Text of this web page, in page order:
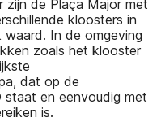
zijn de Plaça Major met
kloosters in
In de omgeving
zoals het klooster
dat op de
staat en eenvoudig met
is.